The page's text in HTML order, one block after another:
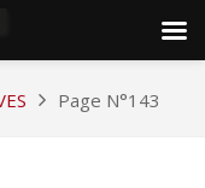
Page N°143